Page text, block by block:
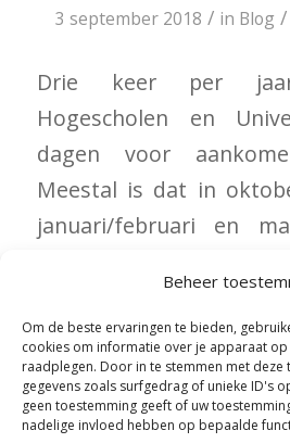
Beheer
Om de beste ervaringen te bieden,
cookies om informatie over je apparaat
raadplegen. Door in te stemmen met deze
gegevens zoals surfgedrag of unieke ID's
geen toestemming geeft of uw
nadelige invloed hebben op bepaalde
3 september 2018 / in Blog /
Drie keer per jaar
Hogescholen en
dagen voor
Meestal is dat in
januari/februari en
meeloopdagen en
Klikhiervoor kalender
dagen 2018/2019